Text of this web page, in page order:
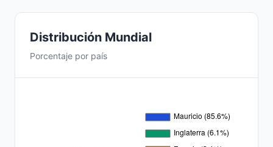
Distribución Mundial
Porcentaje por país